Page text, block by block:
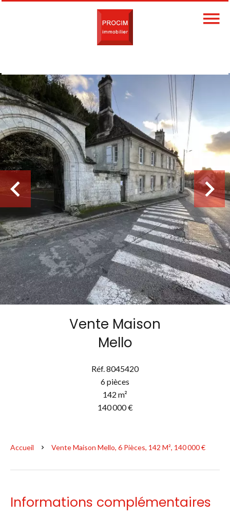
Vente Maison
Mello
Réf. 8045420
6 pièces
142 m²
140 000 €
Accueil Vente Maison Mello, 6 Pièces, 142 M², 140 000 €
Informations complémentaires